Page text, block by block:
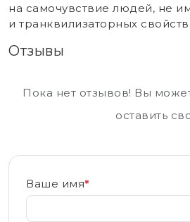
на самочувствие людей, не
и транквилизаторных свойств.
Отзывы
Пока нет отзывов! Вы
оставить
Ваше имя*